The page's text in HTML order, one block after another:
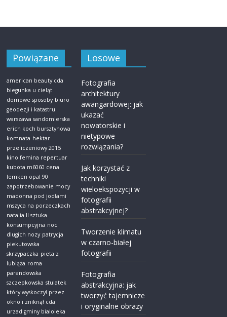
Powiązane
american beauty cda
biegunka u cieląt
domowe sposoby biuro
geodezji i katastru
warszawa sandomierska
erich koch bursztynowa
komnata hektar
przeliczeniowy 2015
kino femina repertuar
kubota m6060 cena
lemken opal 90
zapotrzebowanie mocy
madonna pod jodłami
mszyca na porzeczkach
natalia ll sztuka
konsumpcyjna noc
dlugich nozy patrycja
piekutowska
skrzypaczka pieta z
lubiąża roma
parandowska
szczepkowska stulatek
który wyskoczył przez
okno i zniknął cda
urzad gminy bialoleka
Losowe
Fotografia
architektury
awangardowej: jak
ukazać
nowatorskie i
nietypowe
rozwiązania?
Jak korzystać z
techniki
wieloekspozycji w
fotografii
abstrakcyjnej?
Tworzenie klimatu
w czarno-białej
fotografii
Fotografia
abstrakcyjna: jak
tworzyć tajemnicze
i oryginalne obrazy